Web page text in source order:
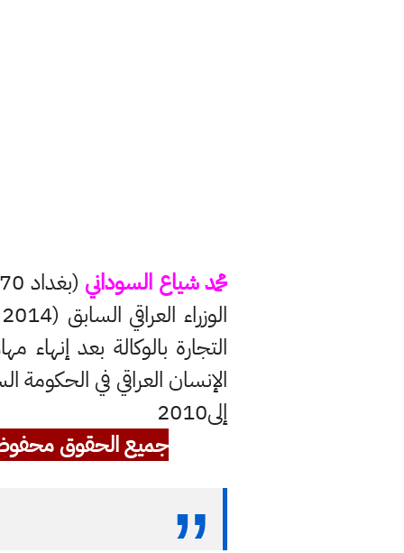
محمد شياع السوداني
التجارة بالوكالة بعد
إلى2010
جميع الحقوق